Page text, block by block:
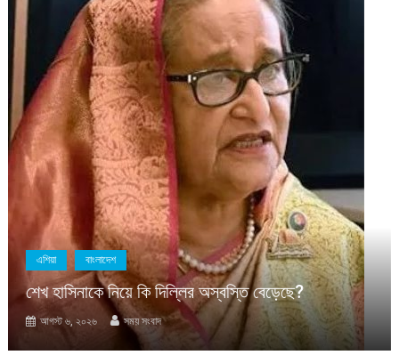
বেড়েছে?
সাম্প্রতিক
মাহবুব আলী খানের মৃত্যুবার্ষিকীতে
বিতরণ
আগস্ট ৬, ২০২৬ সময় সংবাদ